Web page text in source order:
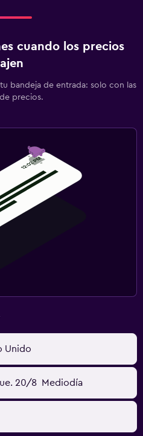
cuando los precios
bandeja de entrada: solo con las
precios.
Unido
20/8 Mediodía